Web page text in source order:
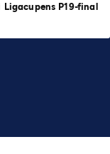
P19-final